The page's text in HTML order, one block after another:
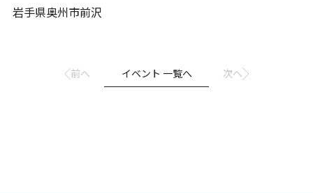
岩手県奥州市前沢
前へ イベント 一覧へ 次へ